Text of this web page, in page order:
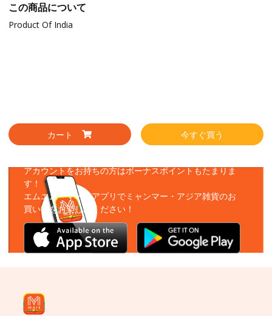
この商品について
Product Of India
カート 今すぐ買う
アカウントをお持ちの方はボーナスポイントもたまりま
す！
エムエムーマートアプリでミャンマー・アジア雑貨のお
買い物をお楽しみください！